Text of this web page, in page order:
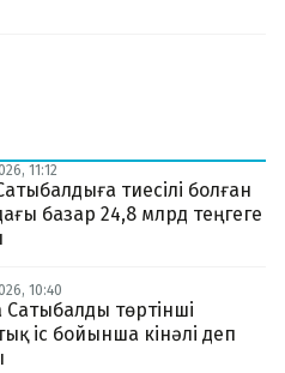
11:12
тиесілі болған
базар 24,8 млрд теңгеге
10:40
Сатыбалды төртінші
іс бойынша кінәлі деп